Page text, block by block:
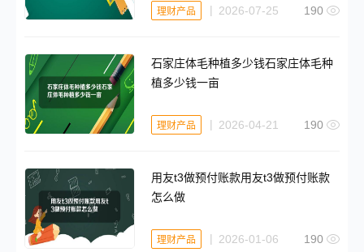
理财产品 2026-07-25 190
石家庄体毛种植多少钱石家庄体毛种
植多少钱一亩
理财产品 2026-04-21 190
用友t3做预付账款用友t3做预付账款
怎么做
理财产品 2026-01-06 190